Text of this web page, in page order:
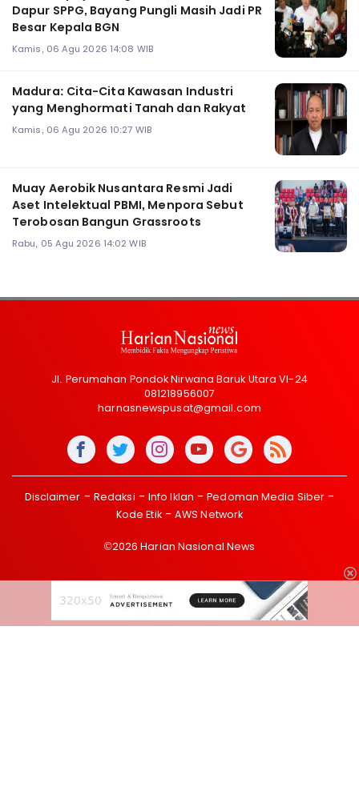
Dapur SPPG, Bayang Pungli Masih Jadi PR
Besar Kepala BGN
Kamis, 06 Agu 2026 14:08 WIB
Madura: Cita-Cita Kawasan Industri
yang Menghormati Tanah dan Rakyat
Kamis, 06 Agu 2026 10:27 WIB
Muay Aerobik Nusantara Resmi Jadi
Aset Intelektual PBMI, Menpora Sebut
Terobosan Bangun Grassroots
Rabu, 05 Agu 2026 14:02 WIB
Jl. Perumahan Pondok Nirwana Baruk Utara VI-24
081218956007
harnasnewspusat@gmail.com
Disclaimer Redaksi Info Iklan
Pedoman Media Siber
Kode Etik
AWS Network
©2026 Harian Nasional News